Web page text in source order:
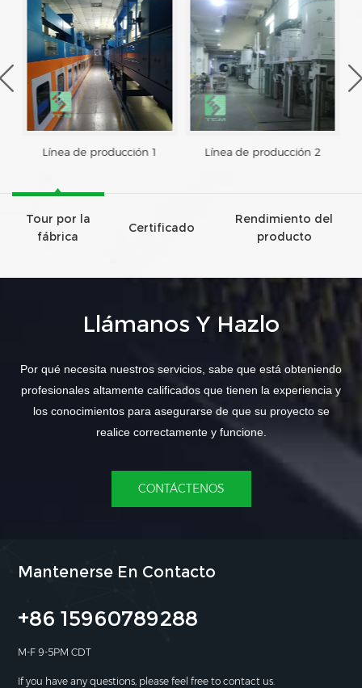
Línea de producción 1 Línea de producción 2
Tour por la
fábrica
Certificado
Rendimiento del
producto
Llámanos Y Hazlo
Por qué necesita nuestros servicios, sabe que está obteniendo
profesionales altamente calificados que tienen la experiencia y
los conocimientos para asegurarse de que su proyecto se
realice correctamente y funcione.
CONTÁCTENOS
Mantenerse En Contacto
+86 15960789288
M-F 9-5PM CDT
If you have any questions, please feel free to contact us.